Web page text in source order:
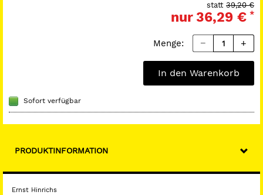
39,20 €
statt
nur 36,29 € *
Menge:
In den Warenkorb
Sofort verfügbar
PRODUKTINFORMATION
Ernst Hinrichs